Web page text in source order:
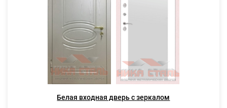
Белая входная дверь с зеркалом